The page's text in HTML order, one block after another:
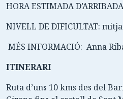
HORA ESTIMADA
NIVELL DE DIFICULTAT:
MÉS INFORMACIÓ: Anna
ITINERARI
Ruta d’uns 10 kms des del